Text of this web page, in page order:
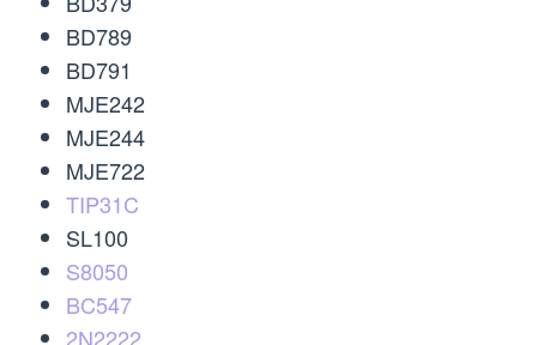
BD789
BD791
MJE242
MJE244
MJE722
TIP31C
SL100
S8050
BC547
2N2222